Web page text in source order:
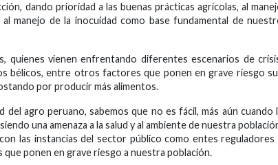
dando prioridad a las buenas prácticas agrícolas, al
manejo de la inocuidad como base fundamental de
vienen enfrentando diferentes escenarios de
bélicos, entre otros factores que ponen en grave riesgo
por producir más alimentos.
agro peruano, sabemos que no es fácil, más aún cuando
una amenaza a la salud y al ambiente de nuestra
las instancias del sector público como entes reguladores
ponen en grave riesgo a nuestra población.